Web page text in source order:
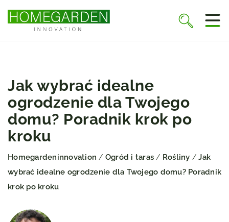
Jak wybrać idealne
ogrodzenie dla Twojego
domu? Poradnik krok po
kroku
Homegardeninnovation / Ogród i taras / Rośliny /Jak
wybrać idealne ogrodzenie dla Twojego domu? Poradnik
krok po kroku